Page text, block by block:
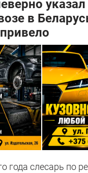
указал
в
года слесарь по